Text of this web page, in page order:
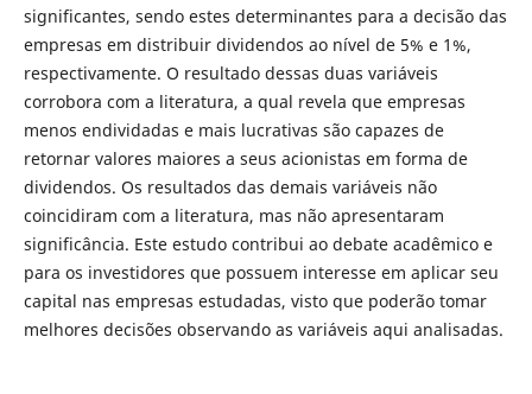
significantes, sendo estes determinantes para a decisão das
empresas em distribuir dividendos ao nível de 5% e 1%,
respectivamente. O resultado dessas duas variáveis
corrobora com a literatura, a qual revela que empresas
menos endividadas e mais lucrativas são capazes de
retornar valores maiores a seus acionistas em forma de
dividendos. Os resultados das demais variáveis não
coincidiram com a literatura, mas não apresentaram
significância. Este estudo contribui ao debate acadêmico e
para os investidores que possuem interesse em aplicar seu
capital nas empresas estudadas, visto que poderão tomar
melhores decisões observando as variáveis aqui analisadas.